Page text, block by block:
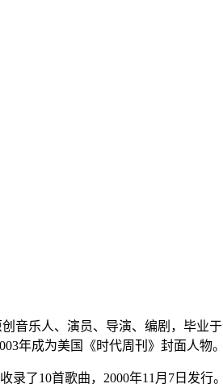
音乐人、演员、导演、编剧，毕业
年成为美国《时代周刊》封面人物。
了10首歌曲，2000年11月7日发行